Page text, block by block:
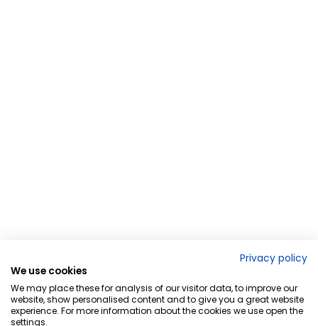
Privacy policy
We use cookies
We may place these for analysis of our visitor data, to improve our
website, show personalised content and to give you a great website
experience. For more information about the cookies we use open the
settings.